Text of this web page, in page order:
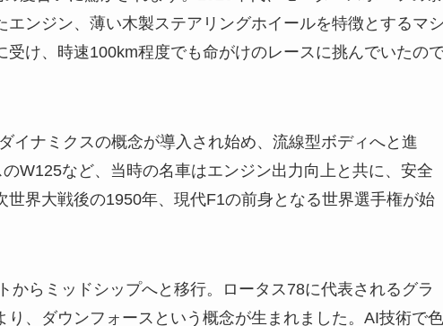
ンジン、薄い木製ステアリングホイールを特徴とするマ
受け、時速100km程度でも命がけのレースに挑んでいたの
イナミクスの概念が導入され始め、流線型ボディへと進
W125など、当時の名車はエンジン出力向上と共に、安全
界大戦後の1950年、現代F1の前身となる世界選手権が始
からミッドシップへと移行。ロータス78に代表されるグラ
り、ダウンフォースという概念が生まれました。AI技術で色